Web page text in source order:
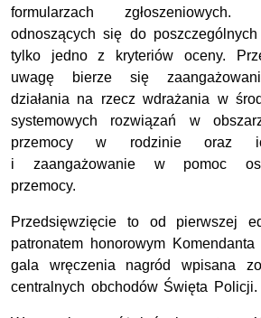
formularzach zgłoszeniowych.
odnoszących się do
tylko jedno z kryteriów oceny.
uwagę bierze się
działania na rzecz wdrażania w
systemowych rozwiązań w
przemocy w rodzinie oraz
i zaangażowanie w pomoc
przemocy.
Przedsięwzięcie to od pierwszej
patronatem honorowym
gala wręczenia nagród wpisana
centralnych obchodów Święta Policji.